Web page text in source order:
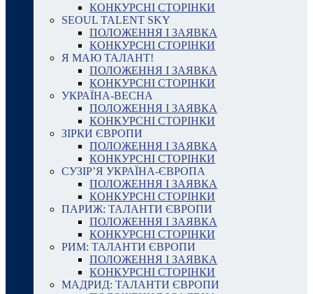
КОНКУРСНІ СТОРІНКИ
SEOUL TALENT SKY
ПОЛОЖЕННЯ І ЗАЯВКА
КОНКУРСНІ СТОРІНКИ
Я МАЮ ТАЛАНТ!
ПОЛОЖЕННЯ І ЗАЯВКА
КОНКУРСНІ СТОРІНКИ
УКРАЇНА-ВЕСНА
ПОЛОЖЕННЯ І ЗАЯВКА
КОНКУРСНІ СТОРІНКИ
ЗІРКИ ЄВРОПИ
ПОЛОЖЕННЯ І ЗАЯВКА
КОНКУРСНІ СТОРІНКИ
СУЗІР’Я УКРАЇНА-ЄВРОПА
ПОЛОЖЕННЯ І ЗАЯВКА
КОНКУРСНІ СТОРІНКИ
ПАРИЖ: ТАЛАНТИ ЄВРОПИ
ПОЛОЖЕННЯ І ЗАЯВКА
КОНКУРСНІ СТОРІНКИ
РИМ: ТАЛАНТИ ЄВРОПИ
ПОЛОЖЕННЯ І ЗАЯВКА
КОНКУРСНІ СТОРІНКИ
МАДРИД: ТАЛАНТИ ЄВРОПИ